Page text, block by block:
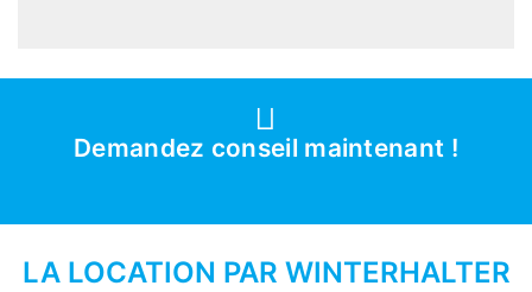
Demandez conseil maintenant !
LA LOCATION PAR WINTERHALTER